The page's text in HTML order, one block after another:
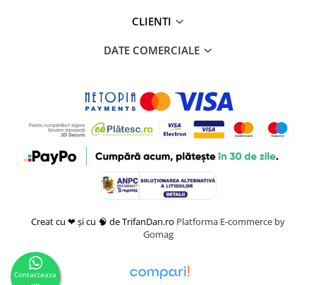
CLIENTI
DATE COMERCIALE
Creat cu ❤ și cu 🧠 de TrifanDan.ro Platforma E-commerce by
Gomag
Contacteaza